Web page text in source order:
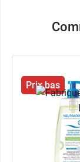
Prix bas